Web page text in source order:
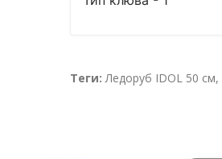
Теги: Ледоруб IDOL 50 см,